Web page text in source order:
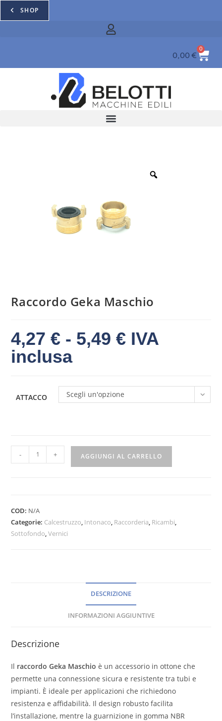
SHOP
0,00€
0
Raccordo Geka Maschio
4,27€ - 5,49€ IVA
inclusa
ATTACCO Scegli un'opzione
- + AGGIUNGI AL CARRELLO
COD: N/A
Categorie: Calcestruzzo Intonaco Raccorderia Ricambi
Sottofondo ,Vernici
DESCRIZIONE
INFORMAZIONI AGGIUNTIVE
Descrizione
Il raccordo Geka Maschio è un accessorio in ottone che
permette una connessione sicura e resistente tra tubi e
impianti. È ideale per applicazioni che richiedono
resistenza e affidabilità. Il design robusto facilita
l’installazione, mentre la guarnizione in gomma NBR